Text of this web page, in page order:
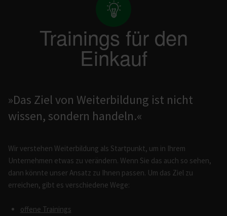
Trainings für den
Einkauf
»Das Ziel von Weiterbildung ist nicht
wissen, sondern handeln.«
Wir verstehen Weiterbildung als Startpunkt, um in Ihrem
Unternehmen etwas zu verändern. Wenn Sie das auch so sehen,
dann könnte unser Ansatz zu Ihnen passen. Um das Ziel zu
erreichen, gibt es verschiedene Wege:
offene Trainings